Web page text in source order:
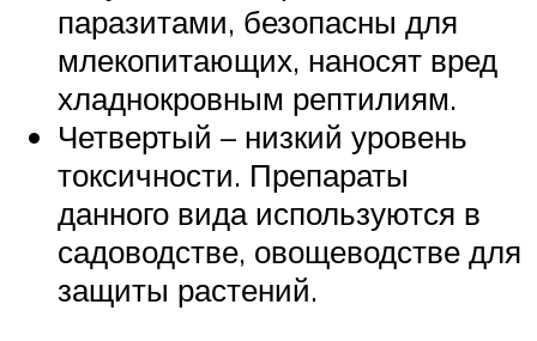
паразитами, безопасны для
млекопитающих, наносят вред
хладнокровным рептилиям.
Четвертый – низкий уровень
токсичности. Препараты
данного вида используются в
садоводстве, овощеводстве для
защиты растений.